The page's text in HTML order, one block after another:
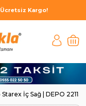
Ücretsiz Kargo!
İç Sağ | DEPO